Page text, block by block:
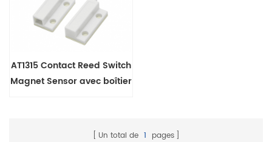
AT1315 Contact Reed Switch
Magnet Sensor avec boîtier
Un total de 1 pages